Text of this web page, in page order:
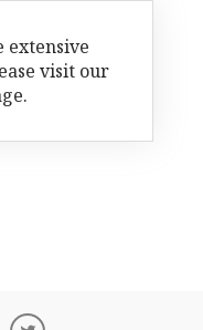
extensive
visit our